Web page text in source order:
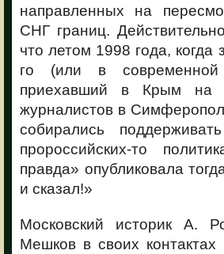
направленных на
СНГ границ.
что летом 1998 года,
го (или в современной
приехавший в Крым на
журналистов в
собирались
пророссийских-то
правда» опубликовала
и сказал!»
Московский историк А.
Мешков в своих